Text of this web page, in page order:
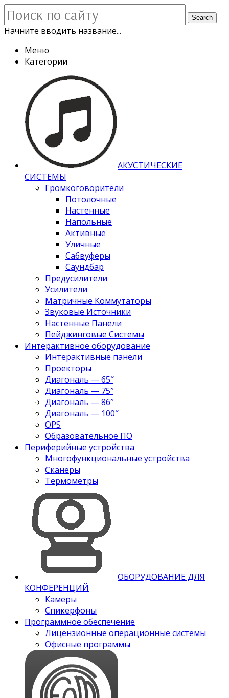
Search
Начните вводить название...
Меню
Категории
АКУСТИЧЕСКИЕ
СИСТЕМЫ
Громкоговорители
Потолочные
Настенные
Напольные
Активные
Уличные
Сабвуферы
Саундбар
Предусилители
Усилители
Матричные Коммутаторы
Звуковые Источники
Настенные Панели
Пейджинговые Системы
Интерактивное оборудование
Интерактивные панели
Проекторы
Диагональ — 65″
Диагональ — 75″
Диагональ — 86″
Диагональ — 100″
OPS
Образовательное ПО
Периферийные устройства
Многофункциональные устройства
Сканеры
Термометры
ОБОРУДОВАНИЕ ДЛЯ
КОНФЕРЕНЦИЙ
Камеры
Спикерфоны
Программное обеспечение
Лицензионные операционные системы
Офисные программы